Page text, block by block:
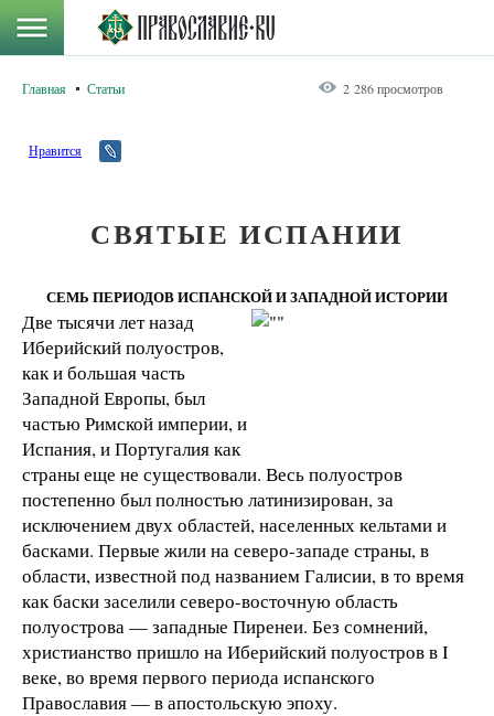
Главная Статьи 2 286 просмотров
Нравится
СВЯТЫЕ ИСПАНИИ
СЕМЬ ПЕРИОДОВ ИСПАНСКОЙ И ЗАПАДНОЙ ИСТОРИИ
Две тысячи лет назад
Иберийский полуостров,
как и большая часть
Западной Европы, был
частью Римской империи, и
Испания, и Португалия как
страны еще не существовали. Весь полуостров
постепенно был полностью латинизирован, за
исключением двух областей, населенных кельтами и
басками. Первые жили на северо-западе страны, в
области, известной под названием Галисии, в то время
как баски заселили северо-восточную область
полуострова — западные Пиренеи. Без сомнений,
христианство пришло на Иберийский полуостров в I
веке, во время первого периода испанского
Православия — в апостольскую эпоху.